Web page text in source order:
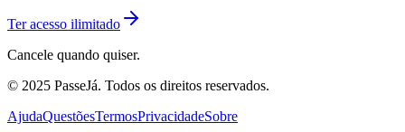
Ter acesso ilimitado
Cancele quando quiser.
© 2025 PasseJá. Todos os direitos reservados.
AjudaQuestõesTermosPrivacidadeSobre